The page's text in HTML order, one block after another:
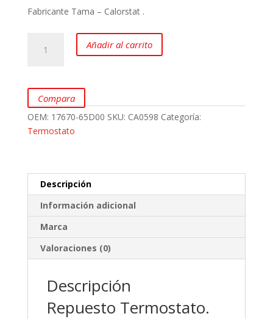
Fabricante Tama – Calorstat .
Vitara
2.0
marca
Tama
Añadir al carrito
Compara
OEM: 17670-65D00 SKU: CA0598 Categoría:
Termostato
Descripción
Información adicional
Marca
Valoraciones (0)
Descripción
Repuesto Termostato.